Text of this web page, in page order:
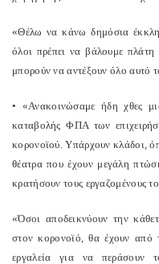
«Θέλω να κάνω δημόσια
όλοι πρέπει να βάλουμε
μπορούν να αντέξουν όλο αυτό
• «Ανακοινώσαμε ήδη χθες
καταβολής ΦΠΑ των
κορονοϊού. Υπάρχουν κλάδοι,
θέατρα που έχουν μεγάλη
κρατήσουν τους εργαζομένους
«Όσοι αποδεικνύουν την
στον κορονοϊό, θα έχουν από
εργαλεία για να